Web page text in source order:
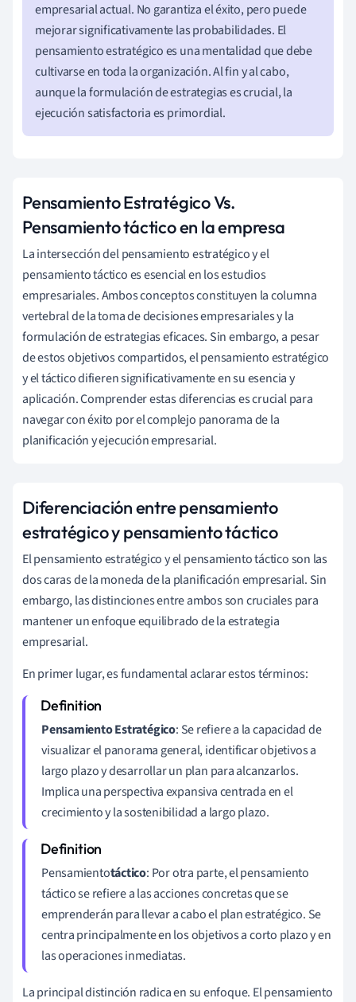
empresarial actual. No garantiza el éxito, pero puede
mejorar significativamente las probabilidades. El
pensamiento estratégico es una mentalidad que debe
cultivarse en toda la organización. Al fin y al cabo,
aunque la formulación de estrategias es crucial, la
ejecución satisfactoria es primordial.
Pensamiento Estratégico Vs.
Pensamiento táctico en la empresa
La intersección del pensamiento estratégico y el
pensamiento táctico es esencial en los estudios
empresariales. Ambos conceptos constituyen la columna
vertebral de la toma de decisiones empresariales y la
formulación de estrategias eficaces. Sin embargo, a pesar
de estos objetivos compartidos, el pensamiento estratégico
y el táctico difieren significativamente en su esencia y
aplicación. Comprender estas diferencias es crucial para
navegar con éxito por el complejo panorama de la
planificación y ejecución empresarial.
Diferenciación entre pensamiento
estratégico y pensamiento táctico
El pensamiento estratégico y el pensamiento táctico son las
dos caras de la moneda de la planificación empresarial. Sin
embargo, las distinciones entre ambos son cruciales para
mantener un enfoque equilibrado de la estrategia
empresarial.
En primer lugar, es fundamental aclarar estos términos:
Pensamiento Estratégico: Se refiere a la capacidad de
visualizar el panorama general, identificar objetivos a
largo plazo y desarrollar un plan para alcanzarlos.
Implica una perspectiva expansiva centrada en el
crecimiento y la sostenibilidad a largo plazo.
Pensamientotáctico: Por otra parte, el pensamiento
táctico se refiere a las acciones concretas que se
emprenderán para llevar a cabo el plan estratégico. Se
centra principalmente en los objetivos a corto plazo y en
las operaciones inmediatas.
La principal distinción radica en su enfoque. El pensamiento